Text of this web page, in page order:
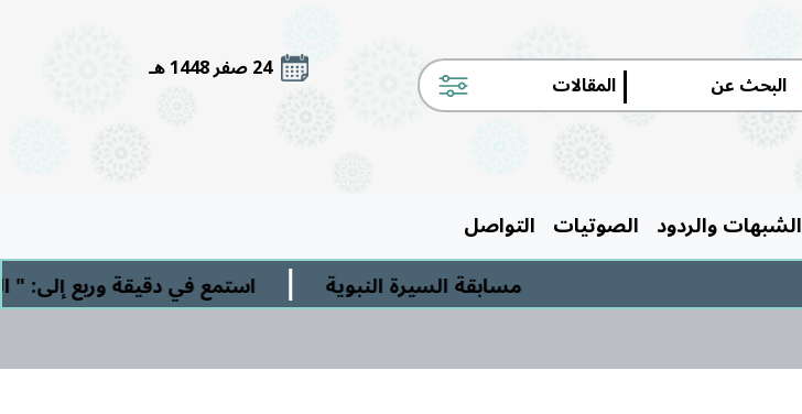
| 24 صفر 1448 هـ
الشبهات والردود الصوتيات التواصل
مسابقة السيرة النبوية
| استمع في دقيقة وربع إلى: "